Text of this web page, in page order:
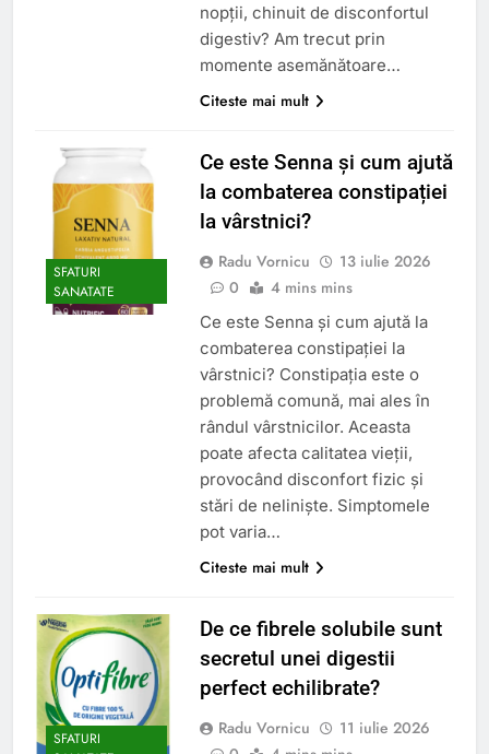
nopții, chinuit de disconfortul
digestiv? Am trecut prin
momente asemănătoare…
Citeste mai mult
SFATURI
SANATATE
Ce este Senna și cum ajută
la combaterea constipației
la vârstnici?
Radu Vornicu
13 iulie 2026
0
4 mins mins
Ce este Senna și cum ajută la
combaterea constipației la
vârstnici? Constipația este o
problemă comună, mai ales în
rândul vârstnicilor. Aceasta
poate afecta calitatea vieții,
provocând disconfort fizic și
stări de neliniște. Simptomele
pot varia…
Citeste mai mult
SFATURI
De ce fibrele solubile sunt
secretul unei digestii
perfect echilibrate?
Radu Vornicu
11 iulie 2026